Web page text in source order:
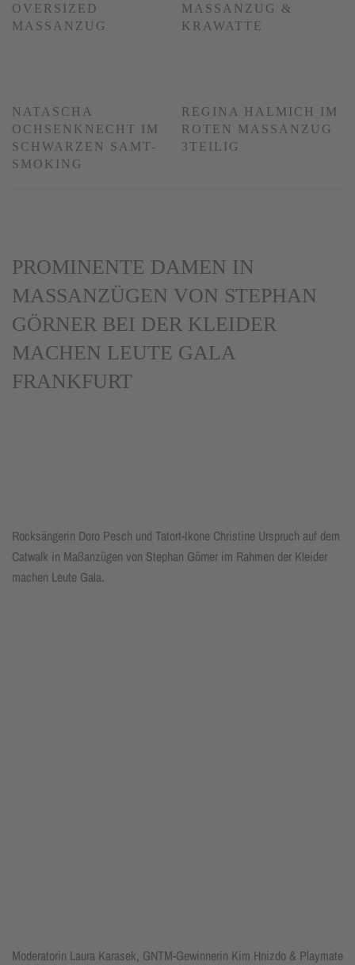
OVERSIZED
MASSANZUG
MASSANZUG &
KRAWATTE
NATASCHA
OCHSENKNECHT IM
SCHWARZEN SAMT-
SMOKING
REGINA HALMICH IM
ROTEN MASSANZUG
3TEILIG
PROMINENTE DAMEN IN
MASSANZÜGEN VON STEPHAN G
ÖRNER BEI DER KLEIDER M
ACHEN LEUTE GALA F
RANKFURT
Rocksängerin Doro Pesch und Tatort-Ikone Christine Urspruch auf dem
Catwalk in Maßanzügen von Stephan Görner im Rahmen der Kleider
machen Leute Gala.
Moderatorin Laura Karasek, GNTM-Gewinnerin Kim Hnizdo & Playmate